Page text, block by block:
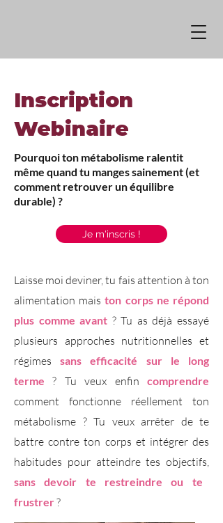
Inscription
Webinaire
Pourquoi ton métabolisme ralentit
même quand tu manges sainement (et
comment retrouver un équilibre
durable) ?
Je m'inscris !
Laisse moi deviner, tu fais attention à ton
alimentation maiston corps ne répond
plus comme avant ? Tu as déjà essayé
plusieurs approches nutritionnelles et
régimessans efficacité sur le long
terme
? Tu veux enfincomprendre
comment fonctionne réellement ton
métabolisme ? Tu veux arrêter de te
battre contre ton corps et intégrer des
habitudes pour atteindre tes objectifs,
sans devoir te restreindre ou te
frustrer?